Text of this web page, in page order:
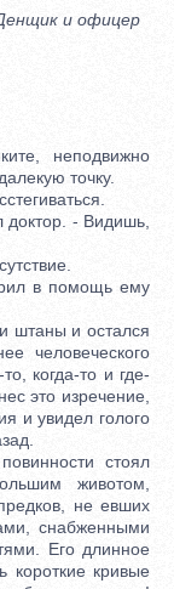
и офицер
неподвижно
точку.
- Видишь,
в помощь ему
штаны и остался
человеческого
когда-то и где-
это изречение,
и увидел голого
стоял
животом,
не евших
снабженными
Его длинное
короткие кривые